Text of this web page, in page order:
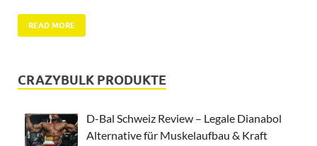
READ MORE
CRAZYBULK PRODUKTE
D-Bal Schweiz Review – Legale Dianabol
Alternative für Muskelaufbau & Kraft